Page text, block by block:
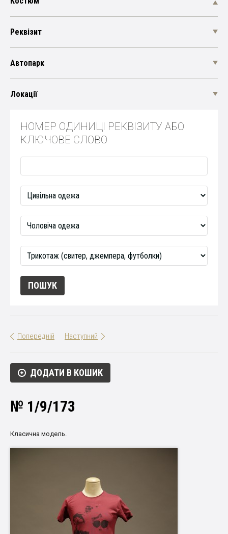
Реквізит
Автопарк
Локації
НОМЕР ОДИНИЦІ РЕКВІЗИТУ АБО
КЛЮЧОВЕ СЛОВО
Попередній Наступний
ДОДАТИ В КОШИК
№ 1/9/173
Класична модель.